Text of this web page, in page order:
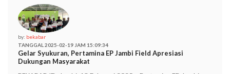
by: bekabar
TANGGAL 2025-02-19 JAM 15:09:34
Gelar Syukuran, Pertamina EP Jambi Field Apresiasi
Dukungan Masyarakat